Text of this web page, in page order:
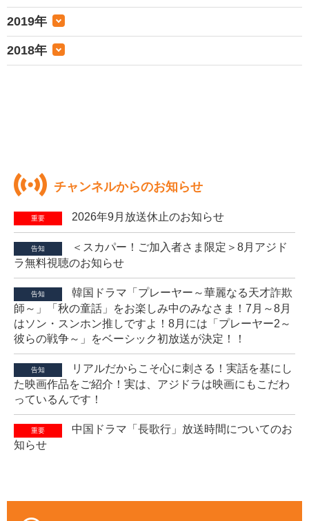
2019年
2018年
チャンネルからのお知らせ
重要 2026年9月放送休止のお知らせ
告知
＜スカパー！ご加入者さま限定＞8月アジド
ラ無料視聴のお知らせ
告知
韓国ドラマ「プレーヤー～華麗なる天才詐欺
師～」「秋の童話」をお楽しみ中のみなさま！7月～8月
はソン・スンホン推しですよ！8月には「プレーヤー2～
彼らの戦争～」をベーシック初放送が決定！！
告知
リアルだからこそ心に刺さる！実話を基にし
た映画作品をご紹介！実は、アジドラは映画にもこだわ
っているんです！
重要
中国ドラマ「長歌行」放送時間についてのお
知らせ